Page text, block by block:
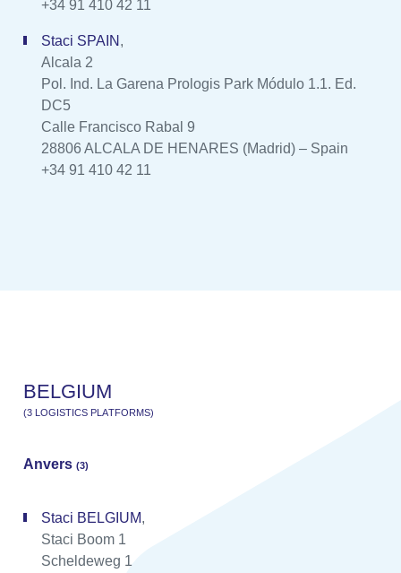
+34 91 410 42 11
Staci SPAIN ,
Alcala 2
Pol. Ind. La Garena Prologis Park Módulo 1.1. Ed.
DC5
Calle Francisco Rabal 9
28806 ALCALA DE HENARES (Madrid) – Spain
+34 91 410 42 11
BELGIUM
(3 L OGISTICS PL ATFORMS)
Anvers (3)
Staci BELGIUM,
Staci Boom 1
Scheldeweg 1